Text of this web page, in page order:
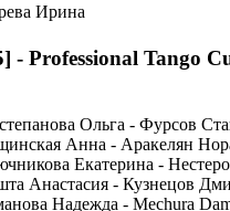
Ирина
- Professional Tango
Ольга - Фурсов
Анна - Аракелян
Екатерина -
Анастасия - Кузнецов
Надежда - Mechura